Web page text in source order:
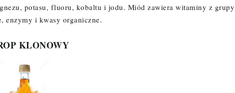
potasu, fluoru, kobaltu i jodu. Miód zawiera witaminy z grupy
enzymy i kwasy organiczne.
KLONOWY